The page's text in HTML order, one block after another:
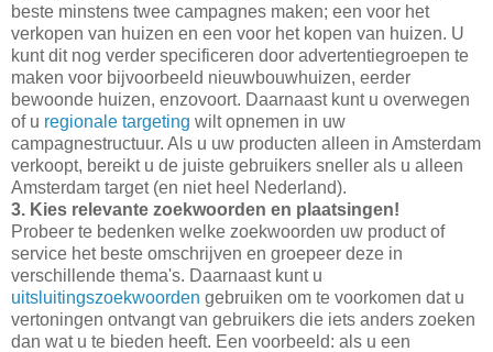
beste minstens twee campagnes maken; een voor het
verkopen van huizen en een voor het kopen van huizen. U
kunt dit nog verder specificeren door advertentiegroepen te
maken voor bijvoorbeeld nieuwbouwhuizen, eerder
bewoonde huizen, enzovoort. Daarnaast kunt u overwegen
of u regionale targeting wilt opnemen in uw
campagnestructuur. Als u uw producten alleen in Amsterdam
verkoopt, bereikt u de juiste gebruikers sneller als u alleen
Amsterdam target (en niet heel Nederland).
3. Kies relevante zoekwoorden en plaatsingen!
Probeer te bedenken welke zoekwoorden uw product of
service het beste omschrijven en groepeer deze in
verschillende thema's. Daarnaast kunt u
uitsluitingszoekwoorden gebruiken om te voorkomen dat u
vertoningen ontvangt van gebruikers die iets anders zoeken
dan wat u te bieden heeft. Een voorbeeld: als u een